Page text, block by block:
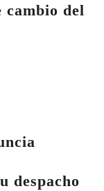
cambio del
despacho